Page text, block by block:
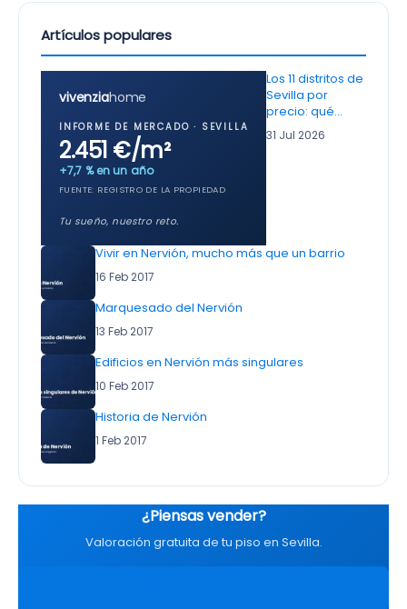
Artículos populares
vivenziahome
INFORME DE MERCADO · SEVILLA
2.451 €/m²
+7,7 % en un año
FUENTE: REGISTRO DE LA PROPIEDAD
Tu sueño, nuestro reto.
Los 11 distritos de
Sevilla por
precio: qué…
31 Jul 2026
Vivir en Nervión, mucho más que un barrio
16 Feb 2017
Marquesado del Nervión
13 Feb 2017
Edificios en Nervión más singulares
10 Feb 2017
Historia de Nervión
1 Feb 2017
¿Piensas vender?
Valoración gratuita de tu piso en Sevilla.